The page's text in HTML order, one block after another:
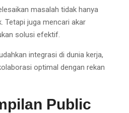
masalah tidak hanya
Tetapi juga mencari akar
solusi efektif.
integrasi di dunia kerja,
optimal dengan rekan
Public